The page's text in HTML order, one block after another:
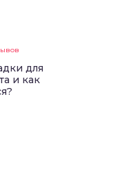
для
и как